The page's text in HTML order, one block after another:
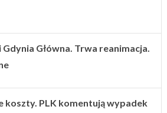
Główna. Trwa reanimacja.
koszty. PLK komentują wypadek